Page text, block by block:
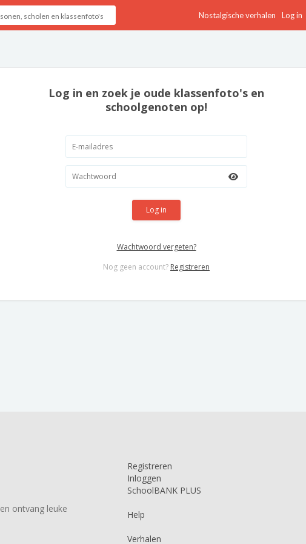
Nostalgische verhalen Log in
Log in en zoek je oude klassenfoto's en
schoolgenoten op!
Log in
Wachtwoord vergeten?
Nog geen account? Registreren
en ontvang leuke
Registreren
Inloggen
SchoolBANK PLUS
Help
Verhalen